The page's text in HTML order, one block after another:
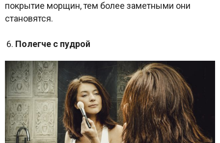
покрытие морщин, тем более заметными они
становятся.
Полегче с пудрой